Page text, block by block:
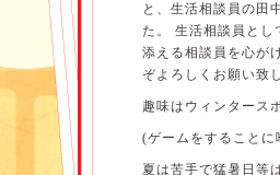
サロンは社会参加の
る事が嬉しく思いま
先月から、普通食 (は
と、生活相談員の田
た。 生活相談員とし
添える相談員を心が
ぞよろしくお願い致
趣味はウィンタース
(ゲームをすること
夏は苦手で猛暑日